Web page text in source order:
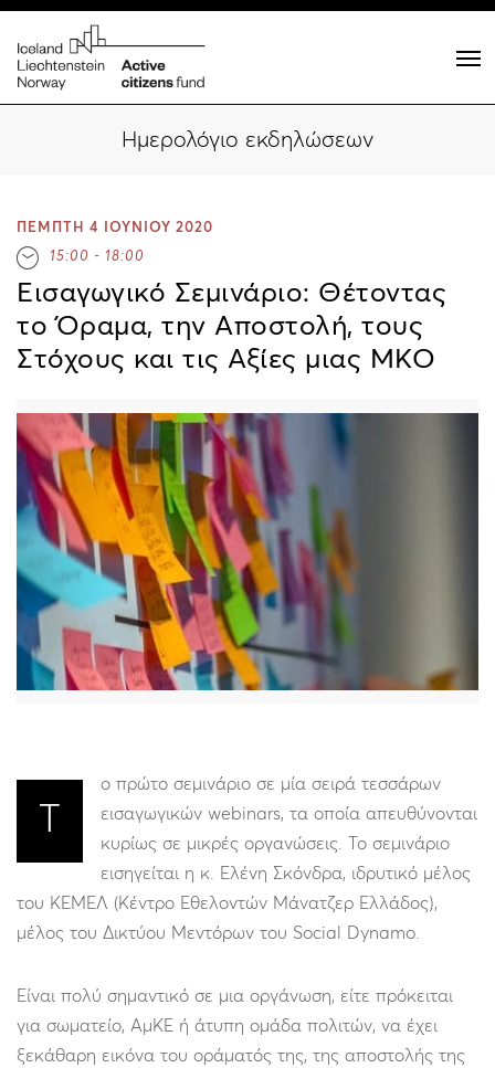
Ημερολόγιο εκδηλώσεων
ΠΕΜΠΤΗ 4 ΙΟΥΝΙΟΥ 2020
15:00 - 18:00
Εισαγωγικό Σεμινάριο: Θέτοντας
το Όραμα, την Αποστολή, τους
Στόχους και τις Αξίες μιας ΜΚΟ
ο πρώτο σεμινάριο σε μία σειρά τεσσάρων
εισαγωγικών webinars, τα οποία απευθύνονται
κυρίως σε μικρές οργανώσεις. Το σεμινάριο
εισηγείται η κ. Ελένη Σκόνδρα, ιδρυτικό μέλος
του ΚΕΜΕΛ (Κέντρο Εθελοντών Μάνατζερ Ελλάδος),
μέλος του Δικτύου Μεντόρων του Social Dynamo.
Είναι πολύ σημαντικό σε μια οργάνωση, είτε πρόκειται
για σωματείο, ΑμΚΕ ή άτυπη ομάδα πολιτών, να έχει
ξεκάθαρη εικόνα του οράματός της, της αποστολής της